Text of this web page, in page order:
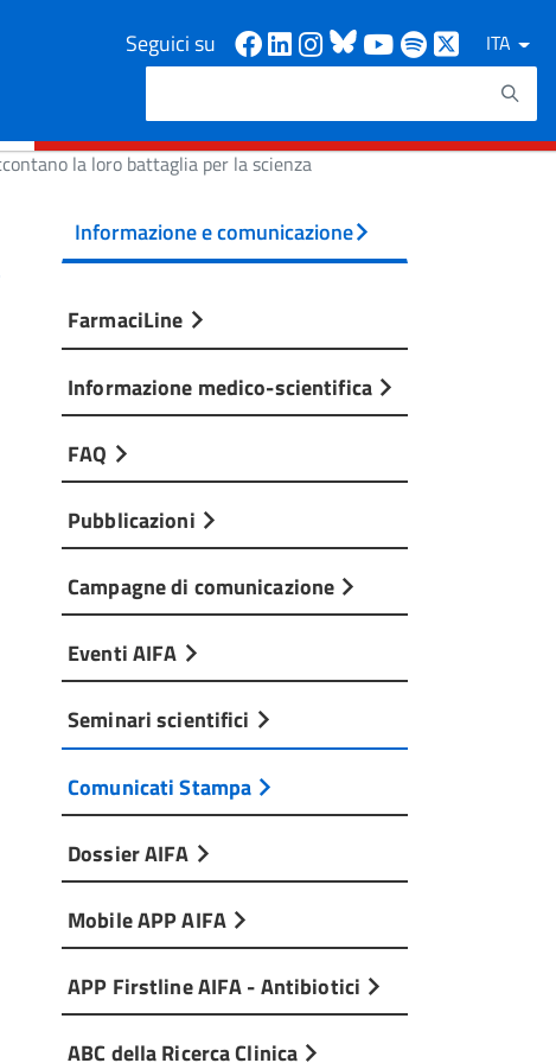
Seguici su Facebook
Linkedin
Instagram
Bluesky
Youtube
Spotify
ITA
Cerca
la loro battaglia per la scienza
Informazione e comunicazione
FarmaciLine
Informazione medico-scientifica
FAQ
Pubblicazioni
Campagne di comunicazione
Eventi AIFA
Seminari scientifici
Comunicati Stampa
Dossier AIFA
Mobile APP AIFA
APP Firstline AIFA - Antibiotici
ABC della Ricerca Clinica